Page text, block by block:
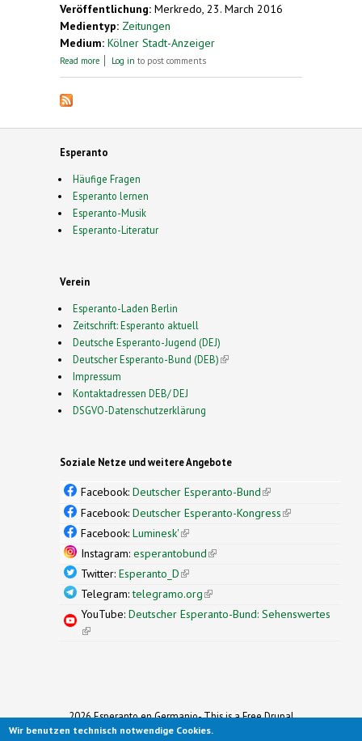
Veröffentlichung: Merkredo, 23. March 2016
Medientyp: Zeitungen
Medium: Kölner Stadt-Anzeiger
Read more about Esperanto-Fans lernen Kunstsprache
Log in to post comments
Esperanto
Häufige Fragen
Esperanto lernen
Esperanto-Musik
Esperanto-Literatur
Verein
Esperanto-Laden Berlin
Zeitschrift: Esperanto aktuell
Deutsche Esperanto-Jugend (DEJ)
Deutscher Esperanto-Bund (DEB)(link is external)
Impressum
Kontaktadressen DEB/ DEJ
DSGVO-Datenschutzerklärung
Soziale Netze und weitere Angebote
Facebook: Deutscher Esperanto-Bund(link is
external)
Facebook: Deutscher Esperanto-Kongress(link is
Facebook: Luminesk'(link is external)
Instagram: esperantobund(link is external)
Twitter: Esperanto_D(link is external)
Telegram:telegramo.org(link is external)
YouTube: Deutscher Esperanto-Bund: Sehenswertes
(link is external)
2026 Esperanto en Germanio- This is a Free Drupal
Theme
Wir benutzen technisch notwendige Cookies.